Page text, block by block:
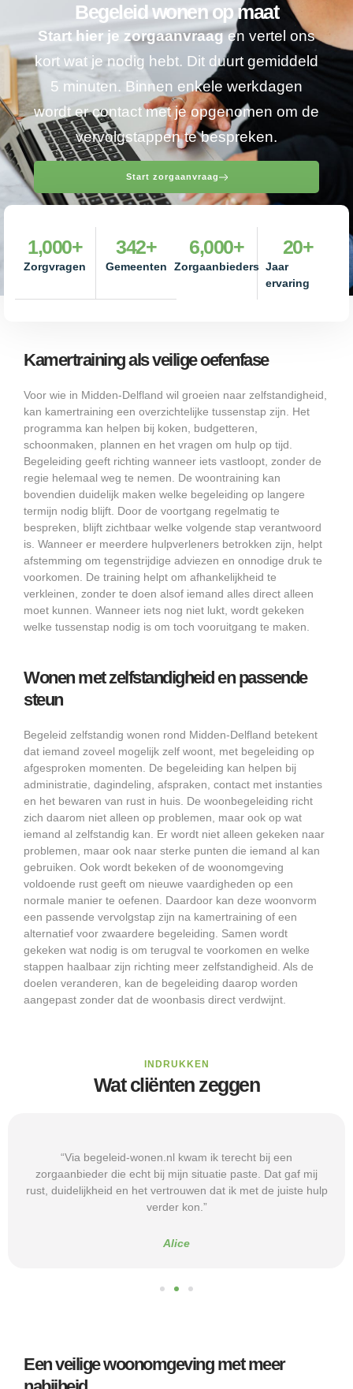
Begeleid wonen op maat
Start hier je zorgaanvraagen vertel ons
kort wat je nodig hebt. Dit duurt gemiddeld
5 minuten. Binnen enkele werkdagen
wordt er contact met je opgenomen om de
vervolgstappen te bespreken.
Start zorgaanvraag
Zorgvragen
1,000+
Gemeenten
342+
Zorgaanbieders
6,000+
Jaar
ervaring
20+
Kamertraining als veilige oefenfase
Voor wie in Midden-Delfland wil groeien naar zelfstandigheid,
kan kamertraining een overzichtelijke tussenstap zijn. Het
programma kan helpen bij koken, budgetteren,
schoonmaken, plannen en het vragen om hulp op tijd.
Begeleiding geeft richting wanneer iets vastloopt, zonder de
regie helemaal weg te nemen. De woontraining kan
bovendien duidelijk maken welke begeleiding op langere
termijn nodig blijft. Door de voortgang regelmatig te
bespreken, blijft zichtbaar welke volgende stap verantwoord
is. Wanneer er meerdere hulpverleners betrokken zijn, helpt
afstemming om tegenstrijdige adviezen en onnodige druk te
voorkomen. De training helpt om afhankelijkheid te
verkleinen, zonder te doen alsof iemand alles direct alleen
moet kunnen. Wanneer iets nog niet lukt, wordt gekeken
welke tussenstap nodig is om toch vooruitgang te maken.
Wonen met zelfstandigheid en passende
steun
Begeleid zelfstandig wonen rond Midden-Delfland betekent
dat iemand zoveel mogelijk zelf woont, met begeleiding op
afgesproken momenten. De begeleiding kan helpen bij
administratie, dagindeling, afspraken, contact met instanties
en het bewaren van rust in huis. De woonbegeleiding richt
zich daarom niet alleen op problemen, maar ook op wat
iemand al zelfstandig kan. Er wordt niet alleen gekeken naar
problemen, maar ook naar sterke punten die iemand al kan
gebruiken. Ook wordt bekeken of de woonomgeving
voldoende rust geeft om nieuwe vaardigheden op een
normale manier te oefenen. Daardoor kan deze woonvorm
een passende vervolgstap zijn na kamertraining of een
alternatief voor zwaardere begeleiding. Samen wordt
gekeken wat nodig is om terugval te voorkomen en welke
stappen haalbaar zijn richting meer zelfstandigheid. Als de
doelen veranderen, kan de begeleiding daarop worden
aangepast zonder dat de woonbasis direct verdwijnt.
INDRUKKEN
Wat cliënten zeggen
“Via begeleid-wonen.nl kwam ik terecht bij een
zorgaanbieder die echt bij mijn situatie paste. Dat gaf mij
rust, duidelijkheid en het vertrouwen dat ik met de juiste hulp
verder kon.”
Alice
Een veilige woonomgeving met meer